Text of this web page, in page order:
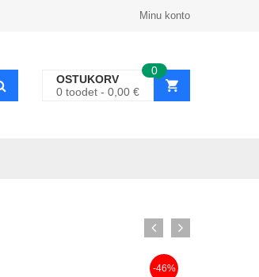
Minu konto
0
OSTUKORV
0 toodet 0,00 €
-46%